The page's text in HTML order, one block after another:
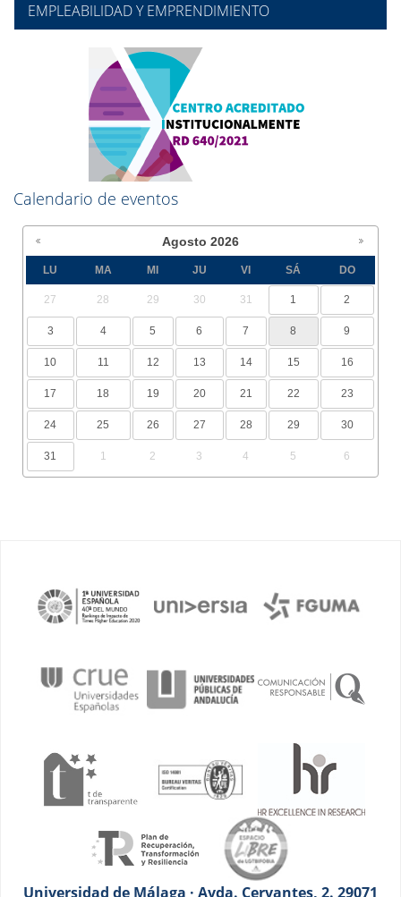
EMPLEABILIDAD Y EMPRENDIMIENTO
Calendario de eventos
Agosto 2026
LU MA MI JU VI SÁ DO
27 28 29 30 31 1 2
3 4 5 6 7 8 9
10 11 12 13 14 15 16
17 18 19 20 21 22 23
24 25 26 27 28 29 30
31 1 2 3 4 5 6
Universidad de Málaga · Avda. Cervantes, 2. 29071